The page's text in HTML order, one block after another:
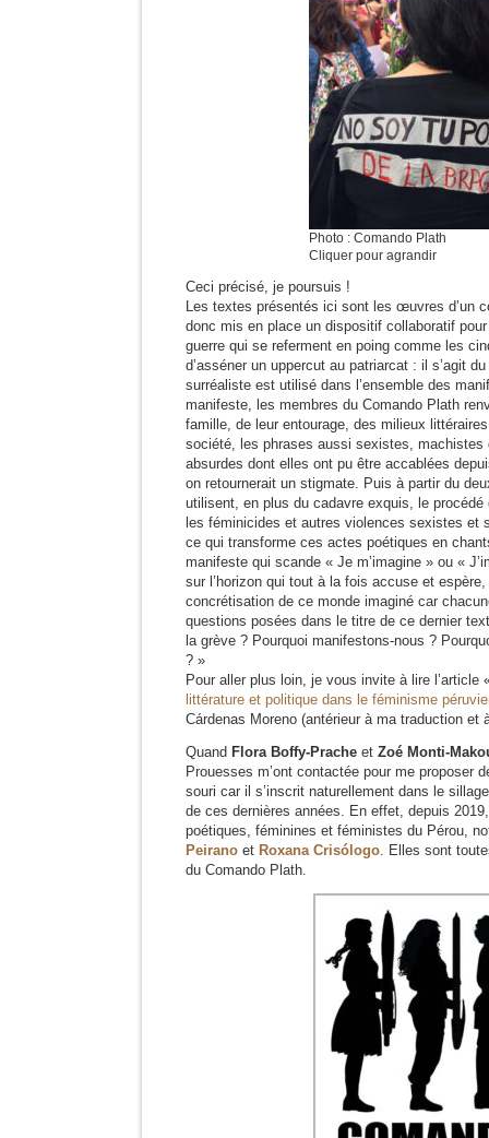
Photo : Comando Plath
Cliquer pour agrandir
Ceci précisé, je poursuis !
Les textes présentés ici sont les œuvres d’un
donc mis en place un dispositif collaboratif
guerre qui se referment en poing comme les
d’asséner un uppercut au patriarcat : il s’agit
surréaliste est utilisé dans l’ensemble des
manifeste, les membres du Comando Plath
famille, de leur entourage, des milieux
société, les phrases aussi sexistes, machistes
absurdes dont elles ont pu être accablées
on retournerait un stigmate. Puis à partir du
utilisent, en plus du cadavre exquis, le procédé
les féminicides et autres violences sexistes et
ce qui transforme ces actes poétiques en
manifeste qui scande « Je m’imagine » ou «
sur l’horizon qui tout à la fois accuse et
concrétisation de ce monde imaginé car
questions posées dans le titre de ce dernier
la grève ? Pourquoi manifestons-nous ?
? »
Pour aller plus loin, je vous invite à lire l’article
littérature et politique dans le féminisme
Cárdenas Moreno (antérieur à ma traduction et
Quand Flora Boffy-Prache et Zoé Monti-
Prouesses m’ont contactée pour me proposer
souri car il s’inscrit naturellement dans le
de ces dernières années. En effet, depuis
poétiques, féminines et féministes du Pérou,
Peirano et Roxana Crisólogo. Elles sont
du Comando Plath.